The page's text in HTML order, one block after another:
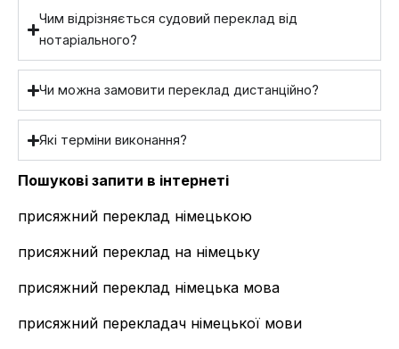
Чим відрізняється судовий переклад від
нотаріального?
Чи можна замовити переклад дистанційно?
Які терміни виконання?
Пошукові запити в інтернеті
присяжний переклад німецькою
присяжний переклад на німецьку
присяжний переклад німецька мова
присяжний перекладач німецької мови